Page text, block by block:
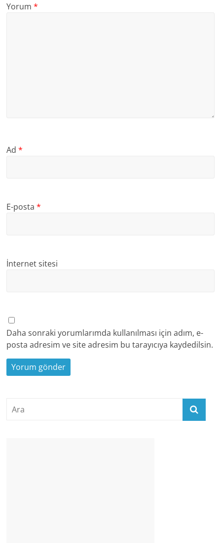
Yorum*
Ad*
E-posta*
İnternet sitesi
Daha sonraki yorumlarımda kullanılması için adım, e-
posta adresim ve site adresim bu tarayıcıya kaydedilsin.